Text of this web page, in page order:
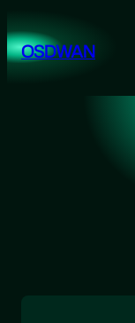
至
内OSDWAN